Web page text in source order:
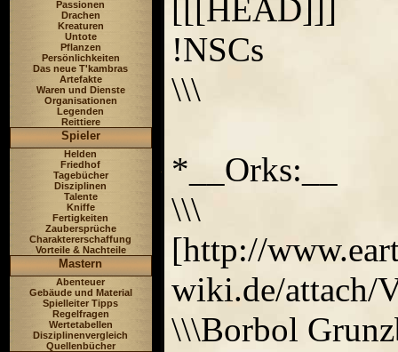
Passionen
Drachen
Kreaturen
Untote
Pflanzen
Persönlichkeiten
Das neue T'kambras
Artefakte
Waren und Dienste
Organisationen
Legenden
Reittiere
Spieler
Helden
Friedhof
Tagebücher
Disziplinen
Talente
Kniffe
Fertigkeiten
Zaubersprüche
Charaktererschaffung
Vorteile & Nachteile
Mastern
Abenteuer
Gebäude und Material
Spielleiter Tipps
Regelfragen
Wertetabellen
Disziplinenvergleich
Quellenbücher
[[[HEAD]]]
!NSCs
\\\
*__Orks:__
\\\
[http://
wiki.de/attach/
\\\Borbol